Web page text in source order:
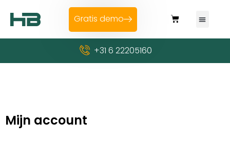
Gratis demo
+31 6 22205160
Mijn account